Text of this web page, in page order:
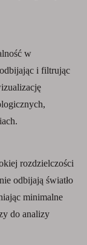
w
i filtrując
rozdzielczości
odbijają światło
minimalne
do analizy